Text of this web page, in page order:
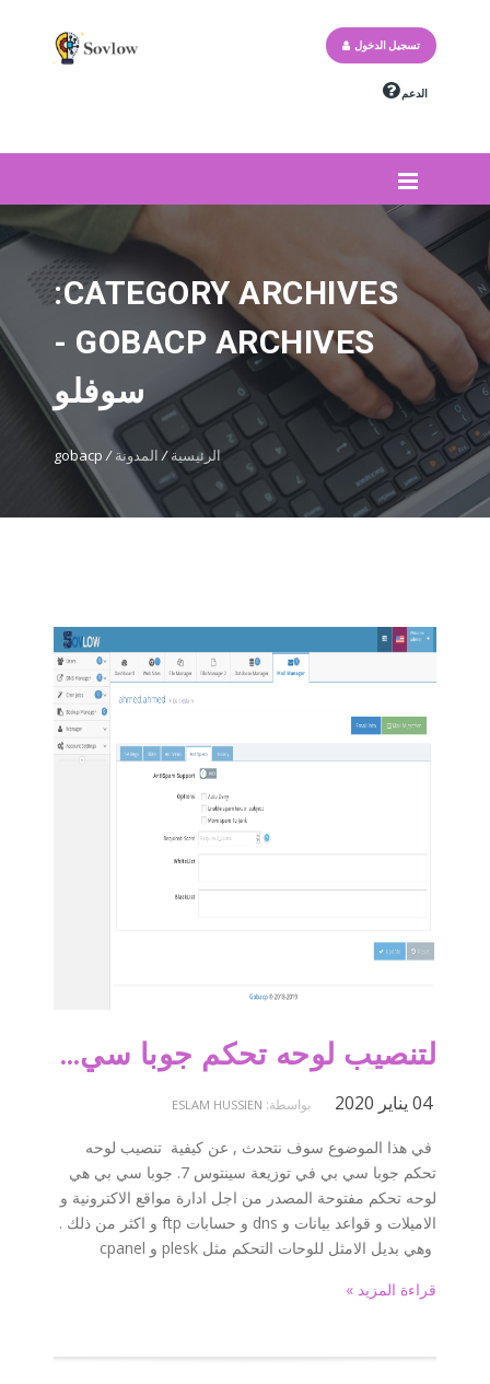
الدعم
تسجيل الدخول
CATEGORY ARCHIVES:
GOBACP ARCHIVES -
سوفلو
الرئيسية / المدونة /
gobacp
لتنصيب لوحه تحكم جوبا سي بي في توزيعة سينتوس 7
04 يناير 2020 بواسطة: ESLAM HUSSIEN
في هذا الموضوع سوف نتحدث , عن كيفية تنصيب لوحه
تحكم جوبا سي بي في توزيعة سينتوس 7. جوبا سي بي هي
لوحه تحكم مفتوحة المصدر من اجل ادارة مواقع الاكترونية و
الاميلات و قواعد بيانات و dns و حسابات ftp و اكثر من ذلك .
وهي بديل الامثل للوحات التحكم مثل plesk و cpanel
قراءة المزيد »